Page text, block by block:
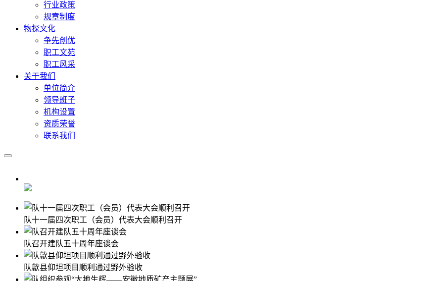
行业政策
规章制度
物探文化
争先创优
职工文苑
职工风采
关于我们
单位简介
领导班子
机构设置
资质荣誉
联系我们
队十一届四次职工（会员）代表大会顺利召开
队召开建队五十周年座谈会
队歙县仰坦项目顺利通过野外验收